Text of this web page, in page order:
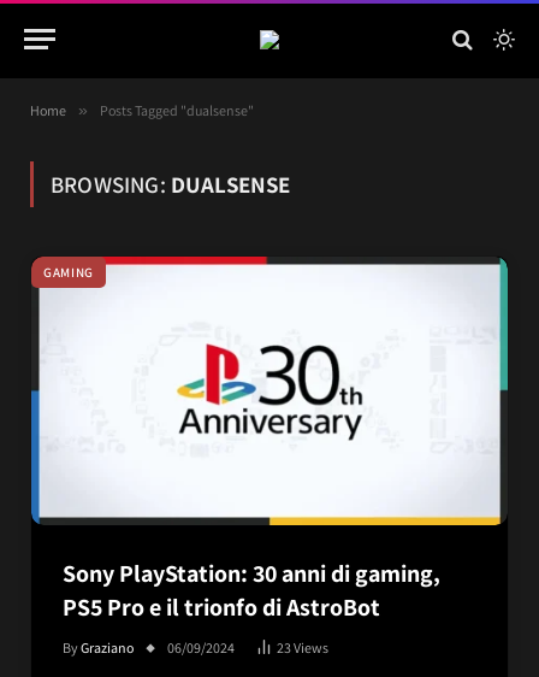
Home » Posts Tagged "dualsense"
BROWSING: DUALSENSE
GAMING
Sony PlayStation: 30 anni di gaming,
PS5 Pro e il trionfo di AstroBot
ByGraziano 06/09/2024 23Views